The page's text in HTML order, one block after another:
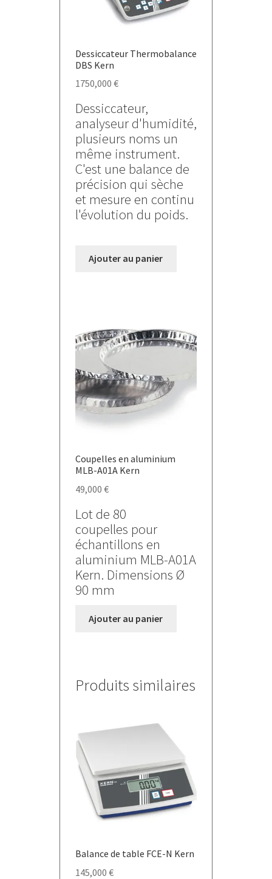
la
produit
Dessiccateur Thermobalance
DBS Kern
1750,000 €
Dessiccateur,
analyseur d'humidité,
plusieurs noms un
même instrument.
C'est une balance de
précision qui sèche
et mesure en continu
l'évolution du poids.
Ajouter au panier
Coupelles en aluminium
MLB-A01A Kern
49,000 €
Lot de 80
coupelles pour
échantillons en
aluminium MLB-A01A
Kern. Dimensions Ø
90 mm
Ajouter au panier
Produits similaires
Balance de table FCE-N Kern
145,000 €